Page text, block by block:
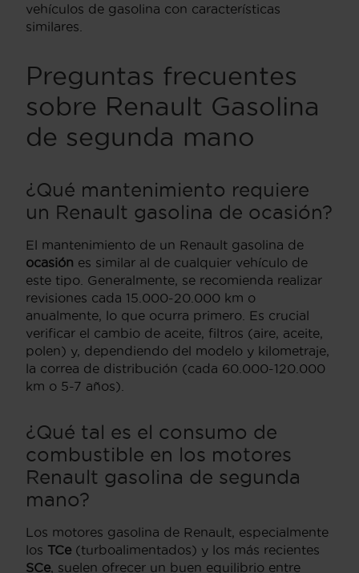
vehículos de gasolina con características
similares.
Preguntas frecuentes
sobre Renault Gasolina
de segunda mano
¿Qué mantenimiento requiere
un Renault gasolina de ocasión?
El mantenimiento de un Renault gasolina de
ocasión es similar al de cualquier vehículo de
este tipo. Generalmente, se recomienda realizar
revisiones cada 15.000-20.000 km o
anualmente, lo que ocurra primero. Es crucial
verificar el cambio de aceite, filtros (aire, aceite,
polen) y, dependiendo del modelo y kilometraje,
la correa de distribución (cada 60.000-120.000
km o 5-7 años).
¿Qué tal es el consumo de
combustible en los motores
Renault gasolina de segunda
mano?
Los motores gasolina de Renault, especialmente
los TCe (turboalimentados) y los más recientes
SCe , suelen ofrecer un buen equilibrio entre